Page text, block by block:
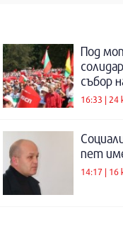
Под
събор
16:33 | 24
пет
14:17 | 16